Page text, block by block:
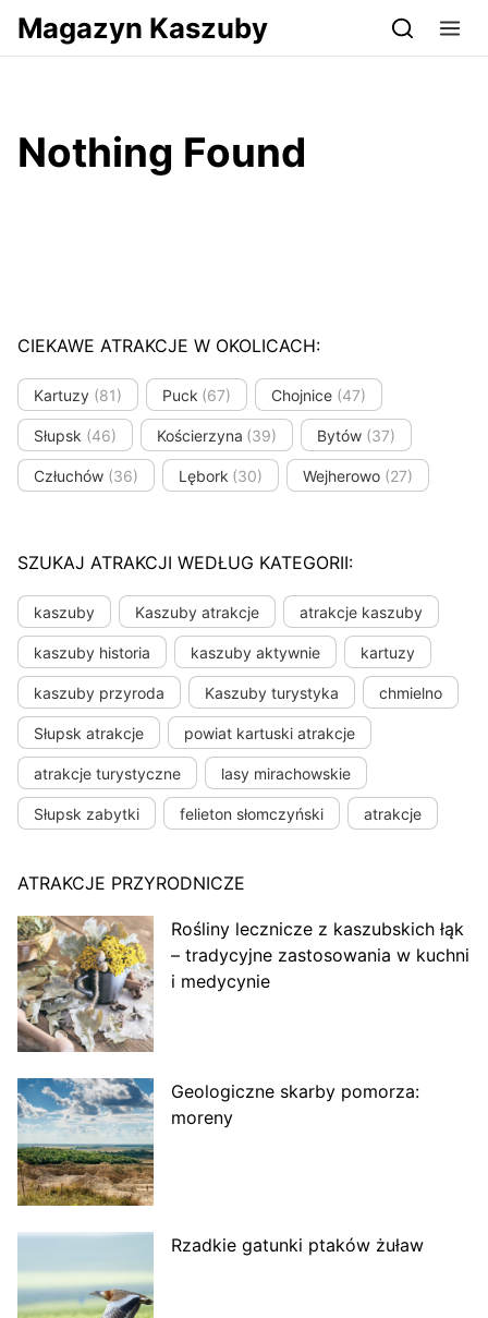
Przejdź do serwisu magazynkaszuby.pl
Magazyn Kaszuby
Nothing Found
CIEKAWE ATRAKCJE W OKOLICACH:
Kartuzy (81) Puck (67) Chojnice (47)
Słupsk (46) Kościerzyna (39) Bytów (37)
Człuchów (36) Lębork (30) Wejherowo (27)
SZUKAJ ATRAKCJI WEDŁUG KATEGORII:
kaszuby Kaszuby atrakcje atrakcje kaszuby
kaszuby historia kaszuby aktywnie kartuzy
kaszuby przyroda Kaszuby turystyka chmielno
Słupsk atrakcje powiat kartuski atrakcje
atrakcje turystyczne lasy mirachowskie
Słupsk zabytki felieton słomczyński atrakcje
ATRAKCJE PRZYRODNICZE
Rośliny lecznicze z kaszubskich łąk
– tradycyjne zastosowania w kuchni
i medycynie
Geologiczne skarby pomorza:
moreny
Rzadkie gatunki ptaków żuław